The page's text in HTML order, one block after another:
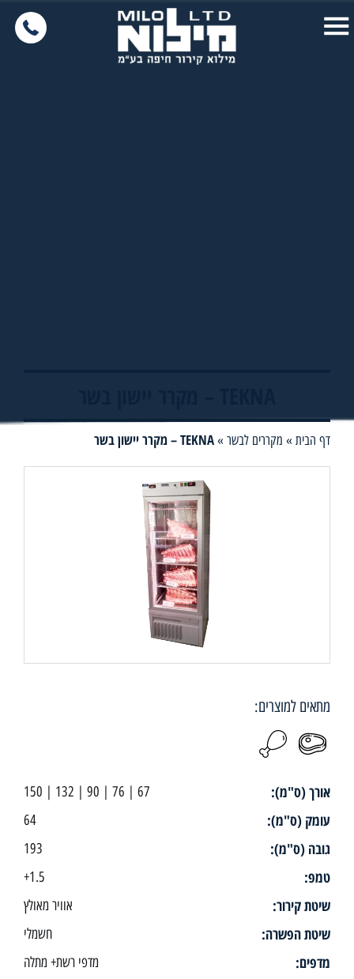
דף הבית » מקררים לבשר »TEKNA – מקרר יישון בשר
מתאים למוצרים:
אורך (ס"מ): 67 | 76 | 90 | 132 | 150
עומק (ס"מ): 64
גובה (ס"מ): 193
טמפ: 1.5+
שיטת קירור: אוויר מאולץ
שיטת הפשרה: חשמלי
מדפים: מדפי רשת+ מתלה